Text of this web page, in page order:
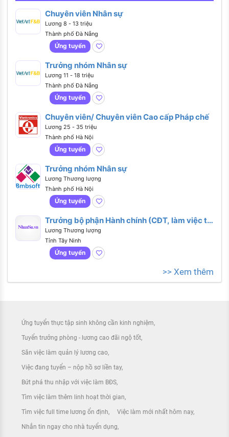
Chuyên viên Nhân sự
Lương 8 - 13 triệu
Thành phố Đà Nẵng
Ứng tuyển
Trưởng nhóm Nhân sự
Lương 11 - 18 triệu
Thành phố Đà Nẵng
Ứng tuyển
Chuyên viên/ Chuyên viên Cao cấp Pháp chế
Lương 25 - 35 triệu
Thành phố Hà Nội
Ứng tuyển
Trưởng nhóm Nhân sự
Lương Thương lượng
Thành phố Hà Nội
Ứng tuyển
Trưởng bộ phận Hành chính (CĐT, làm việc tại
Long An, có xe đưa đón tại HCM)
Lương Thương lượng
Tỉnh Tây Ninh
Ứng tuyển
>> Xem thêm
Ứng tuyển thực tập sinh không cần kinh nghiệm
Tuyển trưởng phòng - lương cao đãi ngộ tốt
Săn việc làm quản lý lương cao
Việc đang tuyển – nộp hồ sơ liền tay
Bứt phá thu nhập với việc làm BĐS
Tìm việc làm thêm linh hoạt thời gian
Tìm việc full time lương ổn định Việc làm mới nhất hôm nay
Nhắn tin ngay cho nhà tuyển dụng